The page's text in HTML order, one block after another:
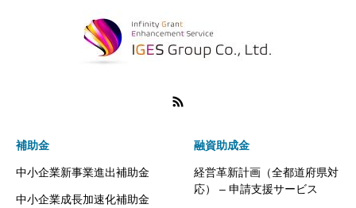
補助金
中小企業新事業進出補助金
中小企業成長加速化補助金
融資助成金
経営革新計画（全都道府県対
応） – 申請支援サービス